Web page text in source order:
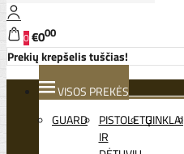
0€000
Prekių krepšelis tuščias!
VISOS PREKĖS
GUARD
PISTOLETŲ
IR
GINKLAI